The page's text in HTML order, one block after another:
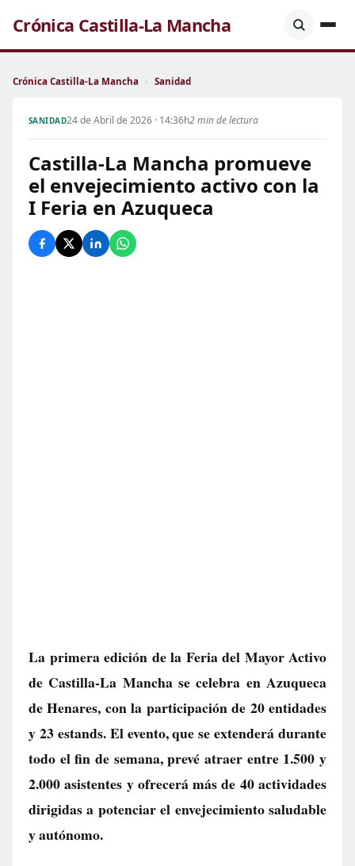
Crónica Castilla-La Mancha
Crónica Castilla-La Mancha › Sanidad
SANIDAD24 de Abril de 2026 · 14:36h2 min de lectura
Castilla-La Mancha promueve
el envejecimiento activo con la
I Feria en Azuqueca
La primera edición de la Feria del Mayor Activo
de Castilla-La Mancha se celebra en Azuqueca
de Henares, con la participación de 20 entidades
y 23 estands. El evento, que se extenderá durante
todo el fin de semana, prevé atraer entre 1.500 y
2.000 asistentes y ofrecerá más de 40 actividades
dirigidas a potenciar el envejecimiento saludable
y autónomo.